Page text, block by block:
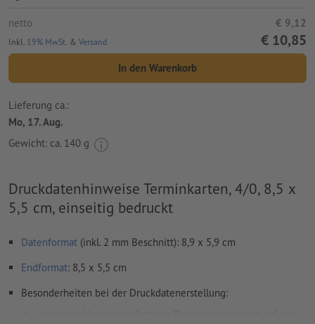
netto € 9,12
Inkl. 19% MwSt. & Versand € 10,85
In den Warenkorb
Lieferung ca.:
Mo, 17. Aug.
Gewicht: ca. 140 g
Druckdatenhinweise Terminkarten, 4/0, 8,5 x
5,5 cm, einseitig bedruckt
Datenformat (inkl. 2 mm Beschnitt): 8,9 x 5,9 cm
Endformat: 8,5 x 5,5 cm
Besonderheiten bei der Druckdatenerstellung: